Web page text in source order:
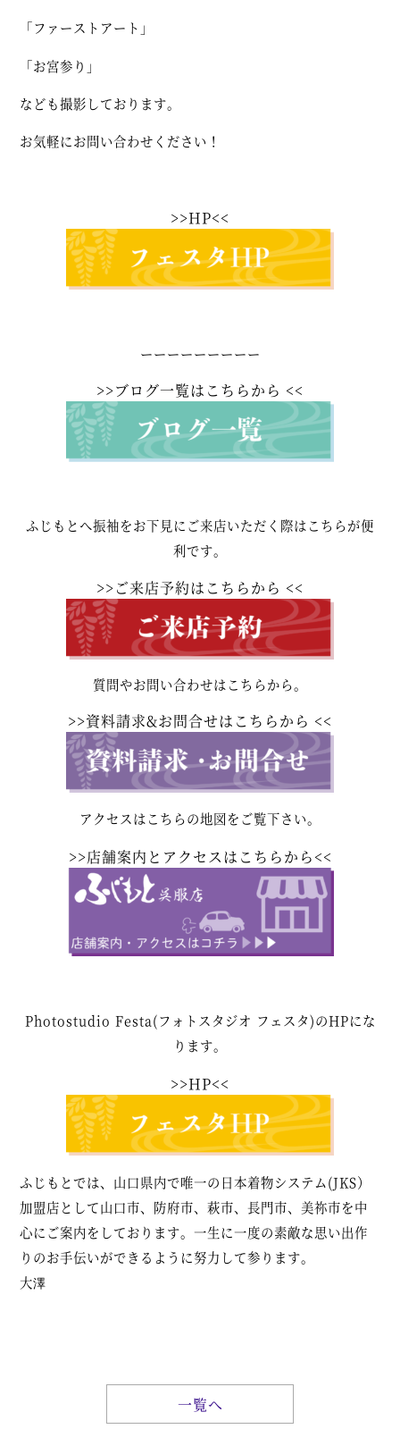
「ファーストアート」
「お宮参り」
なども撮影しております。
お気軽にお問い合わせください！
>>HP<<
ーーーーーーーーー
>>ブログ一覧はこちらから <<
ふじもとへ振袖をお下見にご来店いただく際はこちらが便
利です。
>>ご来店予約はこちらから <<
質問やお問い合わせはこちらから。
>>資料請求&お問合せはこちらから <<
アクセスはこちらの地図をご覧下さい。
>>店舗案内とアクセスはこちらから<<
Photostudio Festa(フォトスタジオ フェスタ)のHPにな
ります。
>>HP<<
ふじもとでは、山口県内で唯一の日本着物システム(JKS）
加盟店として山口市、防府市、萩市、長門市、美祢市を中
心にご案内をしております。一生に一度の素敵な思い出作
りのお手伝いができるように努力して参ります。
大澤
一覧へ